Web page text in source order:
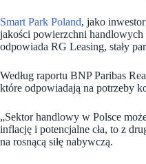
Smart Park Poland, jako
jakości powierzchni handlowych
odpowiada RG Leasing, stały
Według raportu BNP Paribas
które odpowiadają na potrzeby
„Sektor handlowy w Polsce
inflację i potencjalne cła, to z
na rosnącą siłę nabywczą.